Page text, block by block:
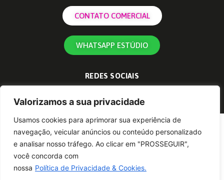
Valorizamos a sua privacidade
Usamos cookies para aprimorar sua experiência de
navegação, veicular anúncios ou conteúdo personalizado
e analisar nosso tráfego. Ao clicar em "PROSSEGUIR",
você concorda com
nossa Política de Privacidade & Cookies.
CONTATO COMERCIAL
WHATSAPP ESTÚDIO
REDES SOCIAIS